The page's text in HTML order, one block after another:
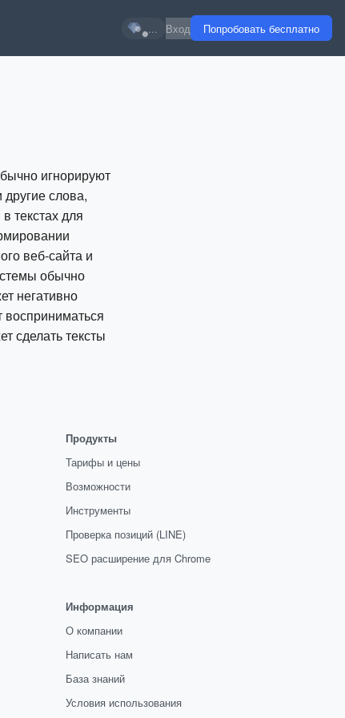
... Вход Попробовать бесплатно
игнорируют
слова,
текстах для
веб-сайта и
обычно
негативно
восприниматься
сделать тексты
Продукты
Тарифы и цены
Возможности
Инструменты
Проверка позиций (LINE)
SEO расширение для Chrome
Информация
О компании
Написать нам
База знаний
Условия использования